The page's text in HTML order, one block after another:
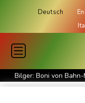
Deutsch
Bilger: Boni von
Vorgaben des